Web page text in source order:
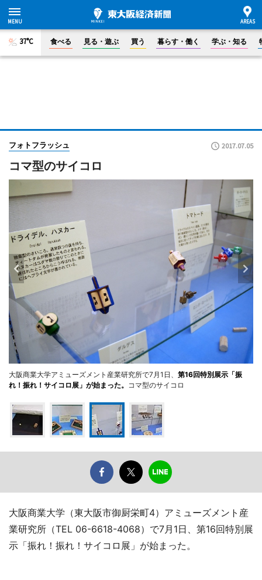
37°C 食べる 見る・遊ぶ 買う 暮らす・働く 学ぶ・知る
フォトフラッシュ 2017.07.05
コマ型のサイコロ
大阪商業大学アミューズメント産業研究所で7月1日、 第16回特別展示「振
れ！振れ！サイコロ展」が始まった。
コマ型のサイコロ
大阪商業大学（東大阪市御厨栄町4）アミューズメント産
業研究所（TEL 06-6618-4068）で7月1日、第16回特別展
示「振れ！振れ！サイコロ展」が始まった。